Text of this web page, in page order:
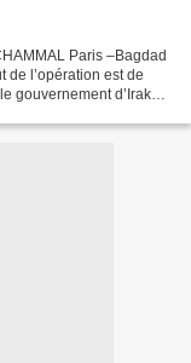
Paris –Bagdad
de l’opération est de
gouvernement d’Irak